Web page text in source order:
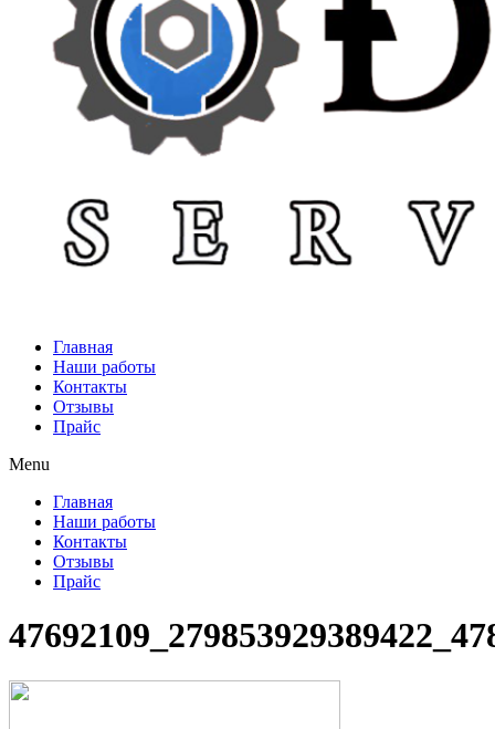
Главная
Наши работы
Контакты
Отзывы
Прайс
Menu
Главная
Наши работы
Контакты
Отзывы
Прайс